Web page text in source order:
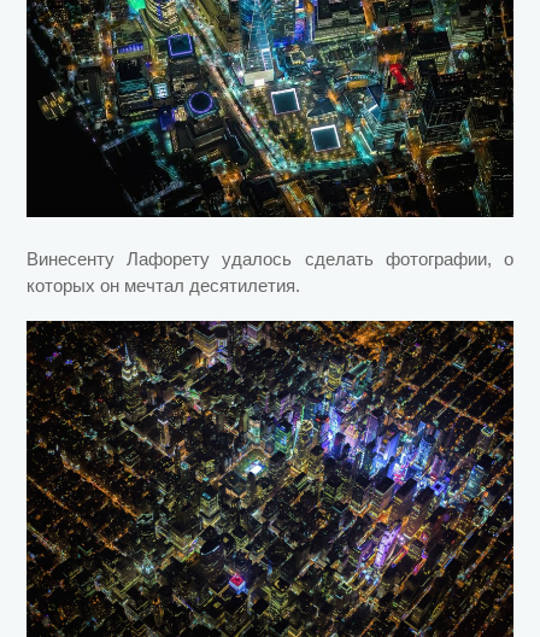
Винесенту Лафорету удалось сделать фотографии, о
которых он мечтал десятилетия.